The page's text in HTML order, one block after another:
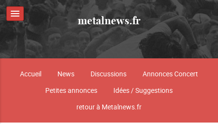
metalnews.fr
Accueil News Discussions
Annonces Concert
Petites annonces
Idées / Suggestions
retour à Metalnews.fr